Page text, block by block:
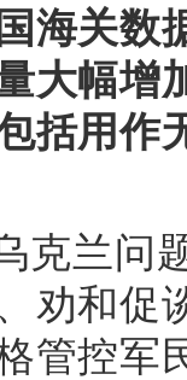
海关数
大幅增
括用作
克兰问
劝和促
管控军